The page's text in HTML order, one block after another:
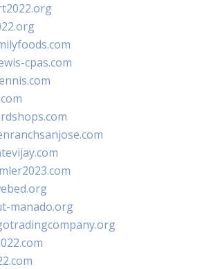
cpas.com
manado.org